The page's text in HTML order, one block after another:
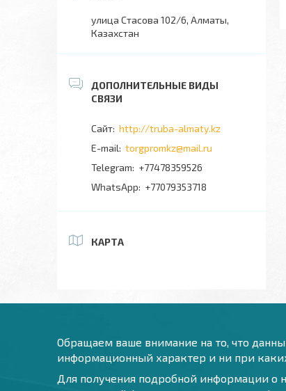
улица Стасова 102/6, Алматы,
Казахстан
http://truba-almaty.kz
torgpromkz@mail.ru
+77478359526
+77079353718
КАРТА
Обращаем ваше внимание на то, что
информационный характер и ни при
Для получения подробной информации о